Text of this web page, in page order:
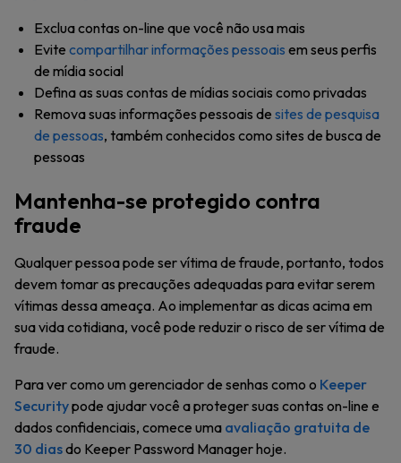
Exclua contas on-line que você não usa mais
Evite compartilhar informações pessoais em seus perfis
de mídia social
Defina as suas contas de mídias sociais como privadas
Remova suas informações pessoais de sites de pesquisa
de pessoas, também conhecidos como sites de busca de
pessoas
Mantenha-se protegido contra
fraude
Qualquer pessoa pode ser vítima de fraude, portanto, todos
devem tomar as precauções adequadas para evitar serem
vítimas dessa ameaça. Ao implementar as dicas acima em
sua vida cotidiana, você pode reduzir o risco de ser vítima de
fraude.
Para ver como um gerenciador de senhas como o Keeper
Securitypode ajudar você a proteger suas contas on-line e
dados confidenciais, comece uma avaliação gratuita de
30 diasdo Keeper Password Manager hoje.